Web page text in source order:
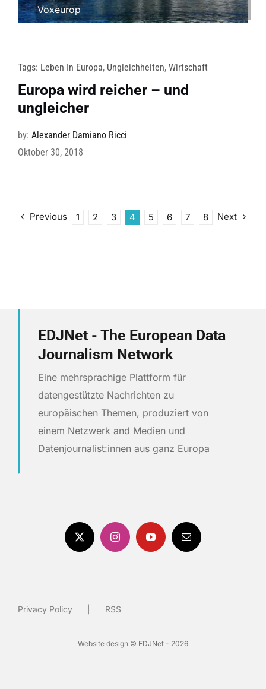
Voxeurop
Tags: Leben In Europa, Ungleichheiten, Wirtschaft
Europa wird reicher – und
ungleicher
by: Alexander Damiano Ricci
Oktober 30, 2018
Previous 1 2 3 4 5 6 7 8 Next
EDJNet - The European Data
Journalism Network
Eine mehrsprachige Plattform für
datengestützte Nachrichten zu
europäischen Themen, produziert von
einem Netzwerk and Medien und
Datenjournalist:innen aus ganz Europa
Privacy Policy RSS
Website design © EDJNet - 2026